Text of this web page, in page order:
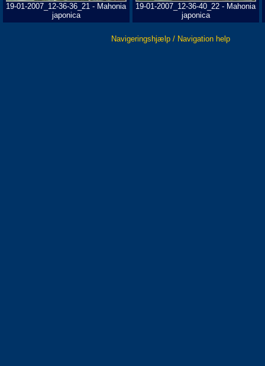
19-01-2007_12-36-36_21 - Mahonia
japonica
19-01-2007_12-36-40_22 - Mahonia
japonica
Navigeringshjælp / Navigation help